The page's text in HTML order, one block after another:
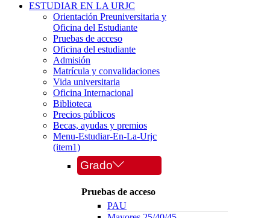
ESTUDIAR EN LA URJC
Orientación Preuniversitaria y
Oficina del Estudiante
Pruebas de acceso
Oficina del estudiante
Admisión
Matrícula y convalidaciones
Vida universitaria
Oficina Internacional
Biblioteca
Precios públicos
Becas, ayudas y premios
Menu-Estudiar-En-La-Urjc
(item1)
Grado
Pruebas de acceso
PAU